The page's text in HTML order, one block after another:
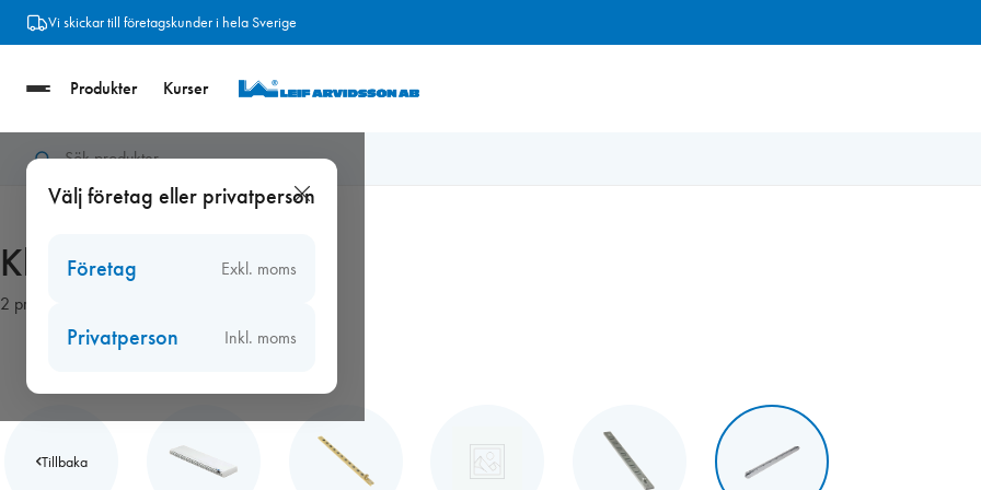
Hoppa
Vi skickar till företagskunder i hela Sverige
Produkter Kurser
Välj företag eller privatperson
Företag Exkl. moms
Privatperson Inkl. moms
Hem/ Klickventiler
Klickventiler
2 produkter
Tillbaka